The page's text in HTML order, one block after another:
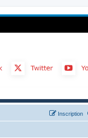
Inscription